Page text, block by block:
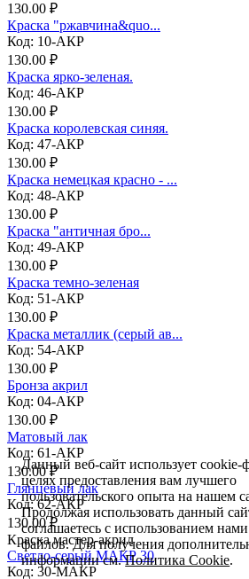
130.00 ₽
Краска "ржавчина&quo...
Код: 10-АКР
130.00 ₽
Краска ярко-зеленая.
Код: 46-АКР
130.00 ₽
Краска королевская синяя.
Код: 47-АКР
130.00 ₽
Краска немецкая красно - ...
Код: 48-АКР
130.00 ₽
Краска "античная бро...
Код: 49-АКР
130.00 ₽
Краска темно-зеленая
Код: 51-АКР
130.00 ₽
Краска металлик (серый ав...
Код: 54-АКР
130.00 ₽
Бронза акрил
Код: 04-АКР
130.00 ₽
Матовый лак
Код: 61-АКР
130.00 ₽
Глянцевый лак
Код: 62-АКР
130.00 ₽
Краска мастер-акрил
Светло-серый МАКР 30
Код: 30-МАКР
Данный веб-сайт использует cookie-
целях предоставления вам лучшего
пользовательского опыта на нашем
Продолжая использовать данный
соглашаетесь с использованием
файлов. Для получения
информации см.Политика Cookie.